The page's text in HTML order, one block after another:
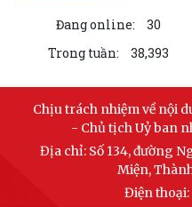
LIÊN KẾT WEB SITE